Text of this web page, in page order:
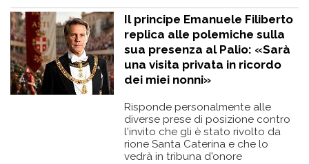
Il principe Emanuele Filiberto
replica alle polemiche sulla
sua presenza al Palio: «Sarà
una visita privata in ricordo
dei miei nonni»
Risponde personalmente alle
diverse prese di posizione contro
l'invito che gli è stato rivolto da
rione Santa Caterina e che lo
vedrà in tribuna d'onore